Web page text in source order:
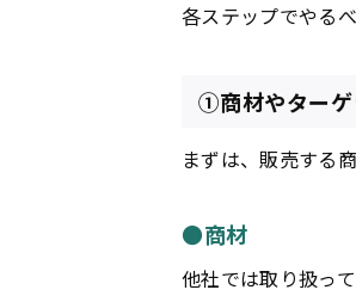
各ステップでやる
①商材やターゲ
まずは、販売する
●商材
他社では取り扱っ